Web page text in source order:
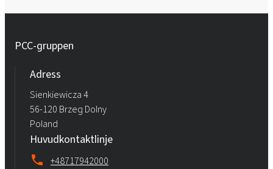
PCC-gruppen
Adress
Sienkiewicza 4
56-120 Brzeg Dolny
Poland
Huvudkontaktlinje
+48717942000